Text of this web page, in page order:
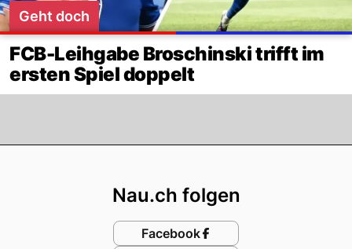
Geht doch
FCB-Leihgabe Broschinski trifft im
ersten Spiel doppelt
Nau.ch folgen
Facebook